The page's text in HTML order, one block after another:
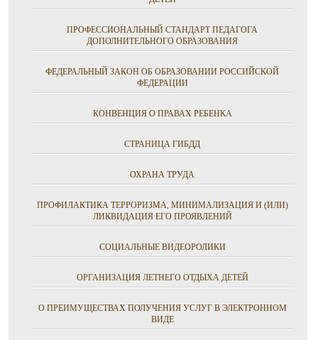
ПРОФЕССИОНАЛЬНЫЙ СТАНДАРТ ПЕДАГОГА
ДОПОЛНИТЕЛЬНОГО ОБРАЗОВАНИЯ
ФЕДЕРАЛЬНЫЙ ЗАКОН ОБ ОБРАЗОВАНИИ РОССИЙСКОЙ
ФЕДЕРАЦИИ
КОНВЕНЦИЯ О ПРАВАХ РЕБЕНКА
СТРАНИЦА ГИБДД
ОХРАНА ТРУДА
ПРОФИЛАКТИКА ТЕРРОРИЗМА, МИНИМАЛИЗАЦИЯ И (ИЛИ)
ЛИКВИДАЦИЯ ЕГО ПРОЯВЛЕНИЙ
СОЦИАЛЬНЫЕ ВИДЕОРОЛИКИ
ОРГАНИЗАЦИЯ ЛЕТНЕГО ОТДЫХА ДЕТЕЙ
О ПРЕИМУЩЕСТВАХ ПОЛУЧЕНИЯ УСЛУГ В ЭЛЕКТРОННОМ
ВИДЕ